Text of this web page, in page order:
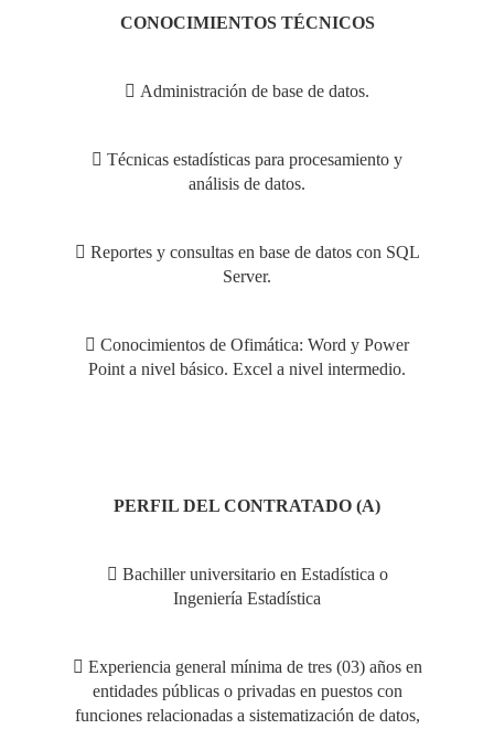
CONOCIMIENTOS TÉCNICOS
 Administración de base de datos.
 Técnicas estadísticas para procesamiento y
análisis de datos.
 Reportes y consultas en base de datos con SQL
Server.
 Conocimientos de Ofimática: Word y Power
Point a nivel básico. Excel a nivel intermedio.
PERFIL DEL CONTRATADO (A)
 Bachiller universitario en Estadística o
Ingeniería Estadística
 Experiencia general mínima de tres (03) años en
entidades públicas o privadas en puestos con
funciones relacionadas a sistematización de datos,